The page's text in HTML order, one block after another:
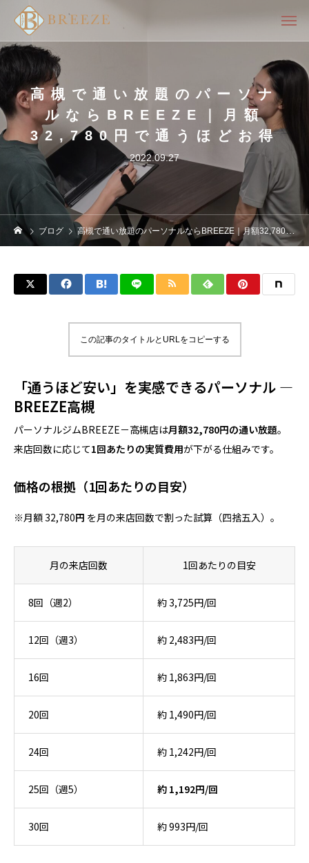
高槻で通い放題のパーソナ
ルならBREEZE｜月額
32,780円で通うほどお得
2022.09.27
ブログ 高槻で通い放題のパーソナルならBREEZE｜月額32,780円で通うほどお得
この記事のタイトルとURLをコピーする
「通うほど安い」を実感できるパーソナル —
BREEZE高槻
パーソナルジムBREEZE－高槻店は月額32,780円の通い放題。
来店回数に応じて1回あたりの実質費用が下がる仕組みです。
価格の根拠（1回あたりの目安）
※月額 32,780円 を月の来店回数で割った試算（四捨五入）。
月の来店回数 1回あたりの目安
8回（週2） 約 3,725円/回
12回（週3） 約 2,483円/回
16回 約 1,863円/回
20回 約 1,490円/回
24回 約 1,242円/回
25回（週5） 約 1,192円/回
30回 約 993円/回